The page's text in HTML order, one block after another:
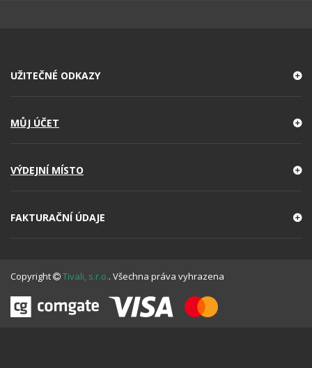
UŽITEČNÉ ODKAZY
MŮJ ÚČET
VÝDEJNÍ MÍSTO
FAKTURAČNÍ ÚDAJE
Copyright Tivali, s.r.o.. Všechna práva vyhrazena